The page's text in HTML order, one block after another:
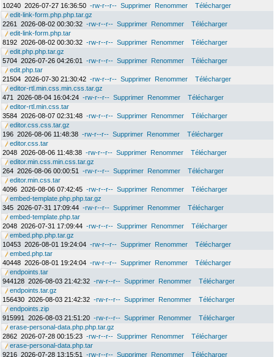
10240 2026-07-27 16:36:50 -rw-r--r-- Supprimer Renommer
Télécharger
edit-link-form.php.php.tar.gz
2261
2026-08-02 00:30:32 -rw-r--r-- Supprimer Renommer
Télécharger
edit-link-form.php.tar
8192 2026-08-02 00:30:32 -rw-r--r-- Supprimer Renommer
Télécharger
edit.php.php.tar.gz
5704 2026-07-26 04:26:01 -rw-r--r-- Supprimer Renommer
Télécharger
edit.php.tar
21504 2026-07-30 21:30:42 -rw-r--r-- Supprimer Renommer
Télécharger
editor-rtl.min.css.min.css.tar.gz
471
2026-08-04 16:04:24 -rw-r--r-- Supprimer Renommer
Télécharger
editor-rtl.min.css.tar
3584 2026-08-07 02:31:48 -rw-r--r-- Supprimer Renommer
Télécharger
editor.css.css.tar.gz
196 2026-08-06 11:48:38 -rw-r--r-- Supprimer Renommer
Télécharger
editor.css.tar
2048 2026-08-06 11:48:38 -rw-r--r-- Supprimer Renommer
Télécharger
editor.min.css.min.css.tar.gz
264 2026-08-06 00:00:51 -rw-r--r-- Supprimer Renommer
Télécharger
editor.min.css.tar
4096 2026-08-06 07:42:45 -rw-r--r-- Supprimer Renommer
Télécharger
embed-template.php.php.tar.gz
345 2026-07-31 17:09:44 -rw-r--r-- Supprimer Renommer
Télécharger
embed-template.php.tar
2048 2026-07-31 17:09:44 -rw-r--r-- Supprimer Renommer
Télécharger
embed.php.php.tar.gz
10453 2026-08-01 19:24:04 -rw-r--r-- Supprimer Renommer
Télécharger
embed.php.tar
40448 2026-08-01 19:24:04 -rw-r--r-- Supprimer Renommer
Télécharger
endpoints.tar
944128 2026-08-03 21:42:32 -rw-r--r-- Supprimer Renommer
Télécharger
endpoints.tar.gz
156430 2026-08-03 21:42:32 -rw-r--r-- Supprimer Renommer
Télécharger
endpoints.zip
915991
2026-08-03 21:51:20 -rw-r--r-- Supprimer Renommer
Télécharger
erase-personal-data.php.php.tar.gz
2862 2026-07-28 00:15:23 -rw-r--r-- Supprimer Renommer
Télécharger
erase-personal-data.php.tar
9216 2026-07-28 13:15:51 -rw-r--r-- Supprimer Renommer Télécharger